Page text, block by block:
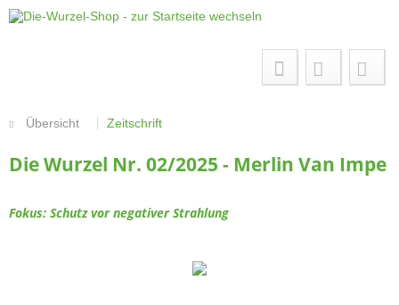
Übersicht Zeitschrift
Die Wurzel Nr. 02/2025 - Merlin Van Impe
Fokus: Schutz vor negativer Strahlung